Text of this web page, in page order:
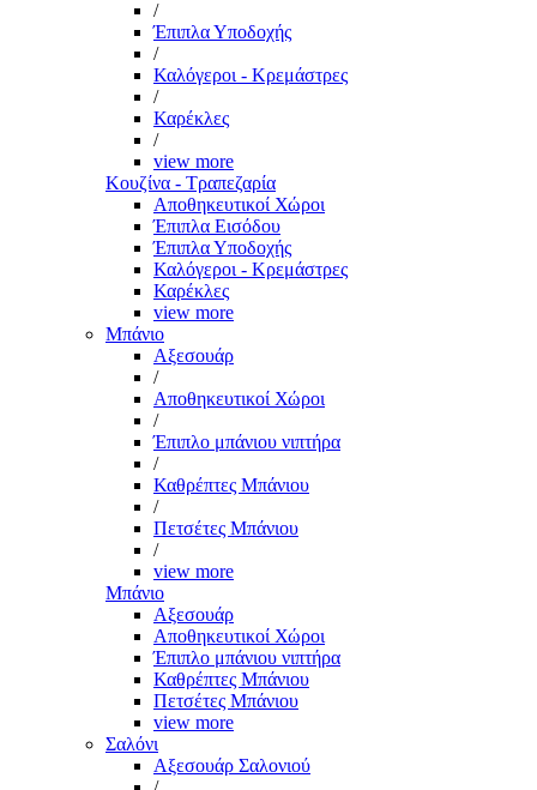
/
Έπιπλα Υποδοχής
/
Καλόγεροι - Κρεμάστρες
/
Καρέκλες
/
view more
Κουζίνα - Τραπεζαρία
Αποθηκευτικοί Χώροι
Έπιπλα Εισόδου
Έπιπλα Υποδοχής
Καλόγεροι - Κρεμάστρες
Καρέκλες
view more
Μπάνιο
Αξεσουάρ
/
Αποθηκευτικοί Χώροι
/
Έπιπλο μπάνιου νιπτήρα
/
Καθρέπτες Μπάνιου
/
Πετσέτες Μπάνιου
/
view more
Μπάνιο
Αξεσουάρ
Αποθηκευτικοί Χώροι
Έπιπλο μπάνιου νιπτήρα
Καθρέπτες Μπάνιου
Πετσέτες Μπάνιου
view more
Σαλόνι
Αξεσουάρ Σαλονιού